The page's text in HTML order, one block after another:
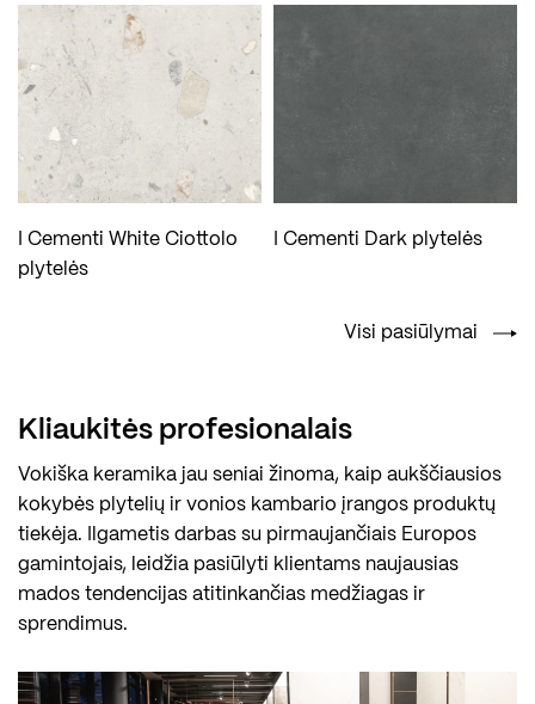
I Cementi White Ciottolo
plytelės
I Cementi Dark plytelės
Visi pasiūlymai
Kliaukitės profesionalais
Vokiška keramika jau seniai žinoma, kaip aukščiausios
kokybės plytelių ir vonios kambario įrangos produktų
tiekėja. Ilgametis darbas su pirmaujančiais Europos
gamintojais, leidžia pasiūlyti klientams naujausias
mados tendencijas atitinkančias medžiagas ir
sprendimus.